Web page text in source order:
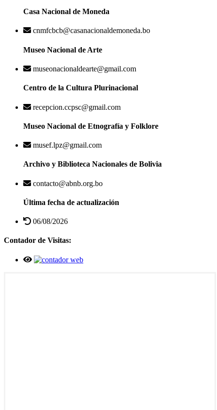
Casa Nacional de Moneda
cnmfcbcb@casanacionaldemoneda.bo
Museo Nacional de Arte
museonacionaldearte@gmail.com
Centro de la Cultura Plurinacional
recepcion.ccpsc@gmail.com
Museo Nacional de Etnografía y Folklore
musef.lpz@gmail.com
Archivo y Biblioteca Nacionales de Bolivia
contacto@abnb.org.bo
Última fecha de actualización
06/08/2026
Contador de Visitas: